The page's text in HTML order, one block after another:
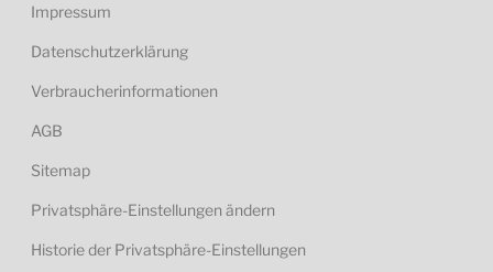
Impressum
Datenschutzerklärung
Verbraucherinformationen
AGB
Sitemap
Privatsphäre-Einstellungen ändern
Historie der Privatsphäre-Einstellungen